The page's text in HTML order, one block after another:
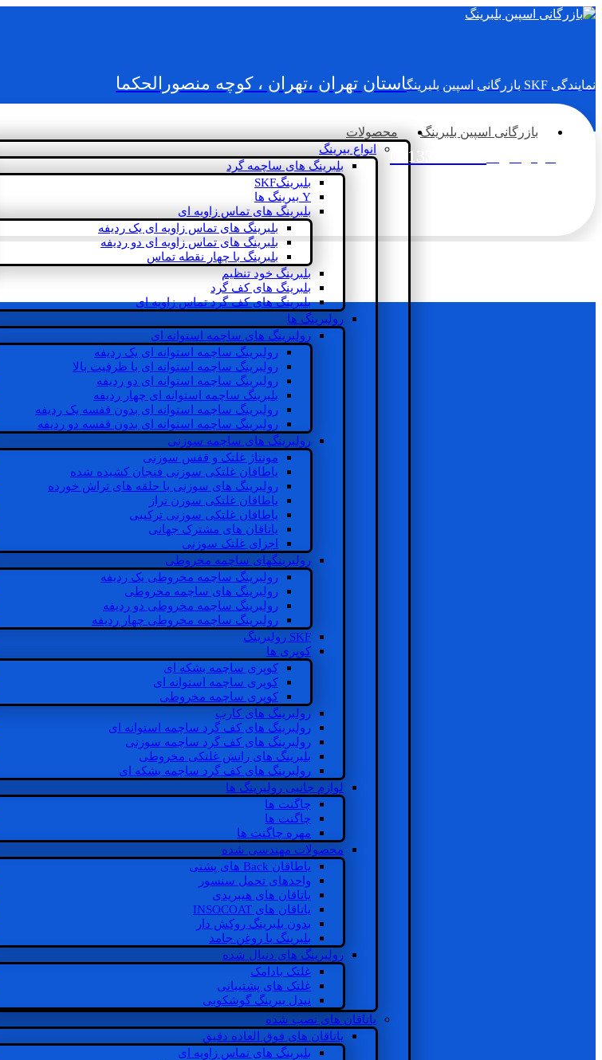
نمایندگی SKF بازرگانی اسپین بلبرینگ استان تهران ،تهران ، کوچه منصورالحکما
02133936833
بازرگانی اسپین بلبرینگ محصولات
انواع بیرینگ
بلبرینگ های ساچمه گرد
بلبرینگSKF
Y بیرینگ ها
بلبرینگ های تماس زاویه ای
بلبرینگ های تماس زاویه ای یک ردیفه
بلبرینگ های تماس زاویه ای دو ردیفه
بلبرینگ با چهار نقطه تماس
بلبرینگ خود تنظیم
بلبرینگ های کف گرد
بلبرینگ های کف گرد تماس زاویه ای
رولبرینگ ها
رولبرینگ های ساچمه استوانه ای
رولبرینگ ساچمه استوانه ای یک ردیفه
رولبرینگ ساچمه استوانه ای با ظرفیت بالا
رولبرینگ ساچمه استوانه ای دو ردیفه
بلبرینگ ساچمه استوانه ای چهار ردیفه
رولبرینگ ساچمه استوانه ای بدون قفسه یک ردیفه
رولبرینگ ساچمه استوانه ای بدون قفسه دو ردیفه
رولبرینگ های ساچمه سوزنی
مونتاژ غلتک و قفس سوزنی
یاطاقان غلتکی سوزنی فنجان کشیده شده
رولبرینگ های سوزنی با حلقه های تراش خورده
یاطاقان غلتکی سوزن تراز
یاطاقان غلتکی سوزنی ترکیبی
یاتاقان های مشترک جهانی
اجزای غلتک سوزنی
رولبرینگهای ساچمه مخروطی
رولبرینگ ساچمه مخروطی یک ردیفه
رولبرینگ های ساچمه مخروطی
رولبرینگ ساچمه مخروطی دو ردیفه
رولبرینگ ساچمه مخروطی چهار ردیفه
SKF رولبرینگ
کوپری ها
کوپری ساچمه بشکه ای
کوپری ساچمه استوانه ای
کوپری ساچمه مخروطی
رولبرینگ های کارب
رولبرینگ های کف گرد ساچمه استوانه ای
رولبرینگ های کف گرد ساچمه سوزنی
بلبرینگ های رانش غلتکی مخروطی
رولبرینگ های کف گرد ساچمه بشکه ای
لوازم جانبی رولبرینگ ها
چاگنت ها
چاگنت ها
مهره چاگنت ها
محصولات مهندسی شده
یاطاقان Back های پشتی
واحدهای تحمل سنسور
یاتاقان های هیبریدی
یاتاقان های INSOCOAT
بدون بلبرینگ روکش دار
بلبرینگ با روغن جامد
رولبرینگ های دنبال شده
غلتک بادامک
غلتک های پشتیبانی
نیدل بیرینگ گوشکوبی
یاتاقان های نصب شده
یاتاقان های فوق العاده دقیق
بلبرینگ های تماس زاویه ای